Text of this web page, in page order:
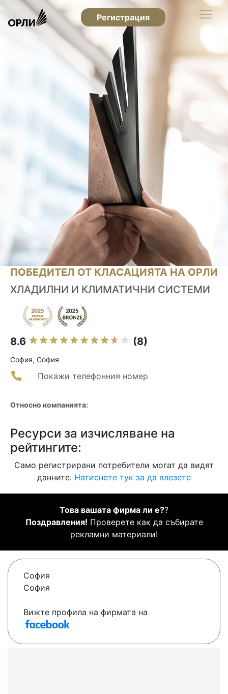
Регистрация
ПОБЕДИТЕЛ ОТ КЛАСАЦИЯТА НА ОРЛИ
ХЛАДИЛНИ И КЛИМАТИЧНИ СИСТЕМИ
8.6 (8)
София, София
Покажи телефонния номер
Относно компанията:
Ресурси за изчисляване на
рейтингите:
Само регистрирани потребители могат да видят
данните. Натиснете тук за да влезете
Това вашата фирма ли е??
Поздравления! Проверете как да събирате
рекламни материали!
София
София
Вижте профила на фирмата на